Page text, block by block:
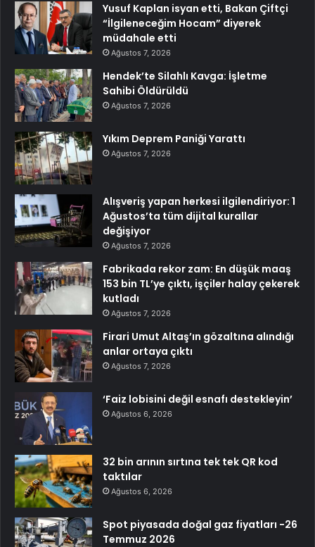
Yusuf Kaplan isyan etti, Bakan Çiftçi
“İlgileneceğim Hocam” diyerek
müdahale etti
Ağustos 7, 2026
Hendek’te Silahlı Kavga: İşletme
Sahibi Öldürüldü
Ağustos 7, 2026
Yıkım Deprem Paniği Yarattı
Ağustos 7, 2026
Alışveriş yapan herkesi ilgilendiriyor: 1
Ağustos’ta tüm dijital kurallar
değişiyor
Ağustos 7, 2026
Fabrikada rekor zam: En düşük maaş
153 bin TL’ye çıktı, işçiler halay çekerek
kutladı
Ağustos 7, 2026
Firari Umut Altaş’ın gözaltına alındığı
anlar ortaya çıktı
Ağustos 7, 2026
‘Faiz lobisini değil esnafı destekleyin’
Ağustos 6, 2026
32 bin arının sırtına tek tek QR kod
taktılar
Ağustos 6, 2026
Spot piyasada doğal gaz fiyatları -26
Temmuz 2026